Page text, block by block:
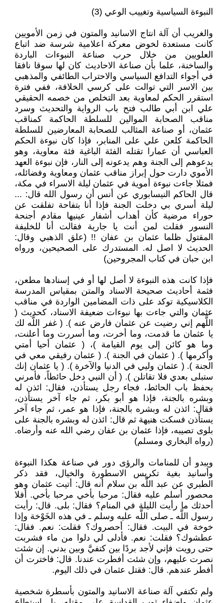
النبوءة السياسية وتغييب الوعي (3)
والغريب أن آلة انتاج الاسانيد والمتون في زمن الأمويين
كانت مستعدة لخوض معركة اعلامية شرسة ضد اتباع
العلويين من خلال حرب صناعة النبوءات الباردة
والساخنة، علما بأن صناعة الاحاديث كان لها سوقا نافقا
في أجواء التدافع السياسي والاحتراب الطائفي والمذهبي
بين الاسر التي توالت على كرسي الخلافة، ففي فترة
استقرر الحكم لمعاوية بعد التخلص من خصمه الحقيقي
علي ابن أبي طالب فتح باب الرواية والتحديث وسرد
مناقب الصحابة الموالين للسلطة الحاكمة كمناقب
عثمان، أو صناعة المثالب للصحابة المعارضين للسلطة
الحاكمة كلعن علي على المنابر، فإذا كان نبوءة الحكم
العباسي أن عمارا تقتله الفئة الباغية فئة معاوية، وهو
يدعوهم إلى الجنة وهم يدعونه إلى النار، فإن نبوءة العهد
الأموي دارت حول إبراز مناقب عثمان ومعاوية وفضائله،
فمثلا جاءت نبوءة أموية في عثمان ليلة الاسراء في مكة،
قال الحاكم النيسابوري عن أنس أن رسول الله قال: ...
ليلة أسري بي دخلت الجنة فإذا أنا بتفاحة تفلقت عن
حوراء مرضية كأن أهداب أشفار عينيها مقادم أجنحة
النسور فقلت لمن أنت يا جارية فقالت أنا للخليفة
المقتول ظلما عثمان بن عفان !! (علق الذهبي وقال:
الحديث لا اصل له. المستدرك على الصحيحين، ورواه
ابن حبان في كتاب المجروحين)
فإذا كانت هذه النبوءة لا أصل لها أو في إسنادها مطعن،
فثمة أحاديث صحيحة الاسناد والمتن بمقياس المدرسة
الكلاسيكية توكد على ذات المضامين الواردة في مناقب
عثمان والتي جاءت بها نبوءات ضعيفة الاسناد، كحديث‏ (
‏اللَّهم إني رضيت عن عثمان فارض عنه‏ )‏‏.‏ (‏ غفر اللَّه لك
يا عثمان ما قدمت، وما أخرت، وما أسررت وما أعلنت،
وما هو كائن إلى يوم القيامة )، (‏ عثمان أحيا أمتي
وأكرمها ‏)‏‏.‏ ( ‏عثمان في الجنة ‏)‏‏.‏ ( ‏عثمان رفيقي معي في
الجنة ‏)‏‏.‏ (‏ عثمان وليي في الدنيا والآخرة ‏)‏‏.‏ ( ‏يا عثمان إنك
ستبلى بعدي فلا تقاتلن‏ )‏‏.‏ ( أن النبي دخل حائطاً، فأمرني
بحفظ باب الحائط، فجاء رجل يستأذن، فقال: ائذن له
وبشره بالجنة، فإذا هو أبو بكر، ثم جاء آخر يستأذن،
فقال: ائذن له وبشره بالجنة، فإذا هو عمر، ثم جاء آخر
يستأذن فسكت هنيهة ثم قال: ائذن له وبشره بالجنة على
بلوى تصيبه، فإذا عثمان بن عفان رضي الله عنه وأرضاه.
(رواه البخاري ومسلم)
ويبدو أن للمنامات والرؤى دور في صناعة هكذا النبوءة
وأسانيد بغية تكريس الاسطورة والخيال، فقد ذكر
الطبري عن عبد اللَّه بن سلام أنه قال‏:‏ أتيت عثمان وهو
محصور أسلم عليه فقال‏:‏ مرحبا بأخي مرحبا بأخي‏.‏ أفلا
أحدثك ما رأيت الليلة في المنام‏؟‏ فقال‏:‏ بلى‏.‏ قال‏:‏ رأيت
رسول اللَّه ـ صلى اللَّه عليه وسلم ـ في هذه الخَوْخة‏ وإذا
خوخة في البيت‏.‏ فقال‏:‏ أحصروك‏؟‏ فقلت‏:‏ نعم‏.‏ فقال‏:‏
عطشوك‏؟‏ فقلت‏:‏ نعم‏.‏ فأدلى لي دلوا من ماء فشربت
حتى رويت فإني لأجد بردًا بين كتفيَّ وبين بدني‏.‏ إن شئت
نصرت عليهم، وإن شئت أفطرت عندنا‏.‏ قال‏:‏ فاخترت أن
أفطر عندهم‏.‏ قال‏:‏ فقتل عثمان في ذلك اليوم‏.‏
ولم تكتفي آلة صناعة الاسانيد والمتون بأسطرة شخصية